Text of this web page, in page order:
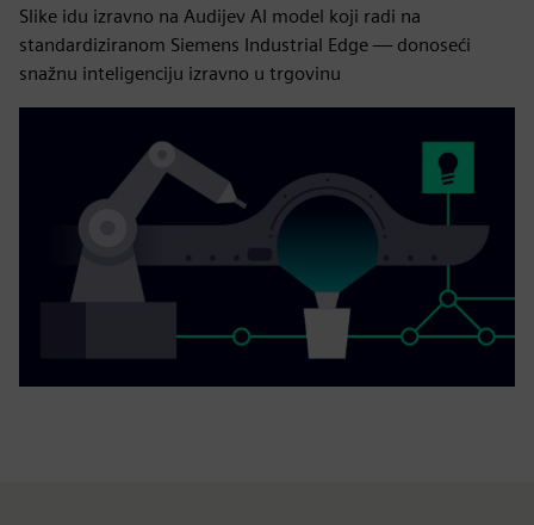
Slike idu izravno na Audijev AI model koji radi na
standardiziranom Siemens Industrial Edge — donoseći
snažnu inteligenciju izravno u trgovinu